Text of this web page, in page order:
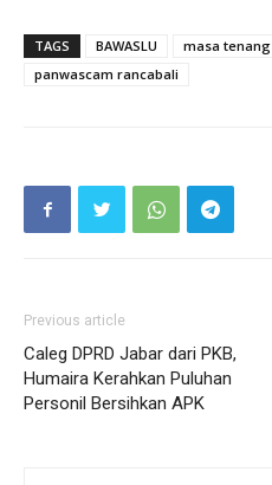
TAGS BAWASLU masa tenang
panwascam rancabali
Previous article
Caleg DPRD Jabar dari PKB,
Humaira Kerahkan Puluhan
Personil Bersihkan APK